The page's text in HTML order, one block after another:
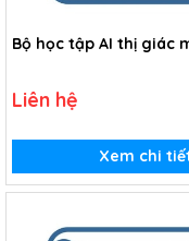
Bộ học tập AI thị giác
Liên hệ
Xem chi